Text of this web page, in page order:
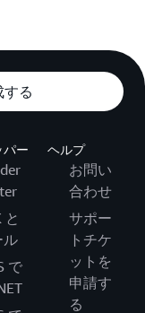
する
パー
と
ル
で
ヘルプ
お問い
合わせ
サポー
トチケ
ットを
申請す
る